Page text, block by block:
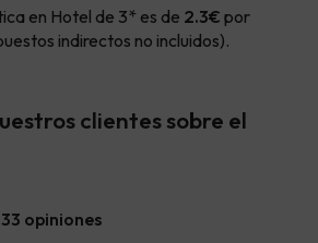
en Hotel de 3* es de 2.3€ por
indirectos no incluidos).
clientes sobre el
opiniones